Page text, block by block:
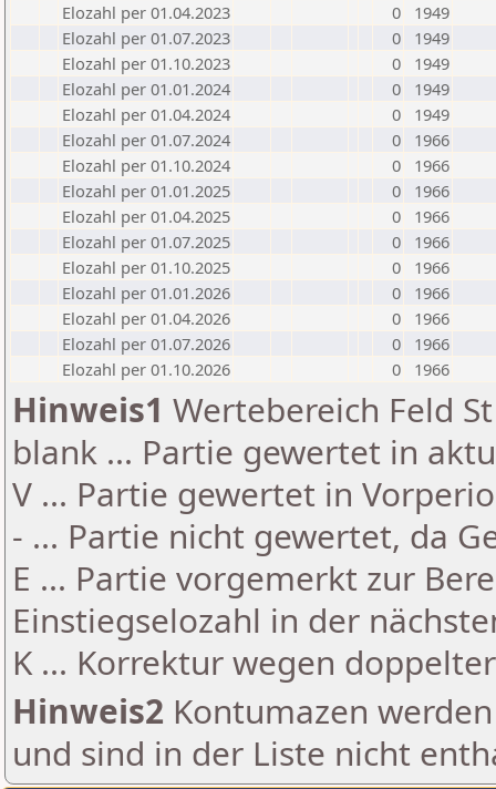
Elozahl per 01.04.2023
0
1949
Elozahl per 01.07.2023
0
1949
Elozahl per 01.10.2023
0
1949
Elozahl per 01.01.2024
0
1949
Elozahl per 01.04.2024
0
1949
Elozahl per 01.07.2024
0
1966
Elozahl per 01.10.2024
0
1966
Elozahl per 01.01.2025
0
1966
Elozahl per 01.04.2025
0
1966
Elozahl per 01.07.2025
0
1966
Elozahl per 01.10.2025
0
1966
Elozahl per 01.01.2026
0
1966
Elozahl per 01.04.2026
0
1966
Elozahl per 01.07.2026
0
1966
Elozahl per 01.10.2026
0 1966
Hinweis1 Wertebereich Feld
blank ... Partie gewertet in
V ... Partie gewertet in
- ... Partie nicht gewertet, da
E ... Partie vorgemerkt zur
Einstiegselozahl in der
K ... Korrektur wegen
Hinweis2 Kontumazen
und sind in der Liste nicht